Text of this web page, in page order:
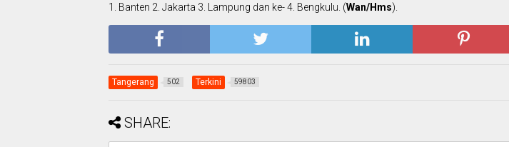
1. Banten 2. Jakarta 3. Lampung dan ke- 4. Bengkulu. (Wan/Hms).
Tangerang 502 Terkini 59803
SHARE: